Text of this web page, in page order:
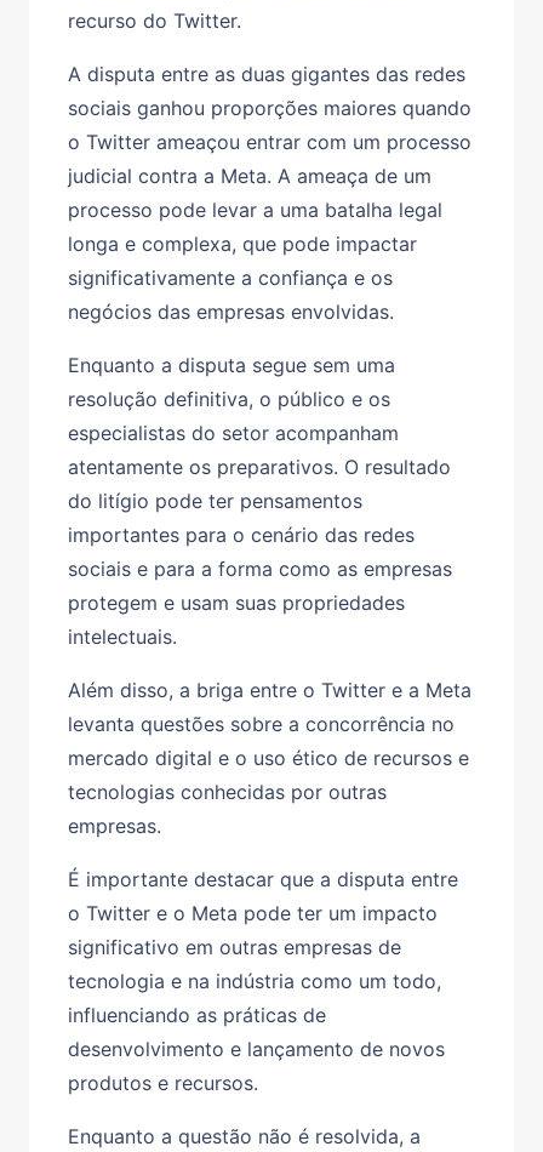
recurso do Twitter.
A disputa entre as duas gigantes das redes
sociais ganhou proporções maiores quando
o Twitter ameaçou entrar com um processo
judicial contra a Meta. A ameaça de um
processo pode levar a uma batalha legal
longa e complexa, que pode impactar
significativamente a confiança e os
negócios das empresas envolvidas.
Enquanto a disputa segue sem uma
resolução definitiva, o público e os
especialistas do setor acompanham
atentamente os preparativos. O resultado
do litígio pode ter pensamentos
importantes para o cenário das redes
sociais e para a forma como as empresas
protegem e usam suas propriedades
intelectuais.
Além disso, a briga entre o Twitter e a Meta
levanta questões sobre a concorrência no
mercado digital e o uso ético de recursos e
tecnologias conhecidas por outras
empresas.
É importante destacar que a disputa entre
o Twitter e o Meta pode ter um impacto
significativo em outras empresas de
tecnologia e na indústria como um todo,
influenciando as práticas de
desenvolvimento e lançamento de novos
produtos e recursos.
Enquanto a questão não é resolvida, a